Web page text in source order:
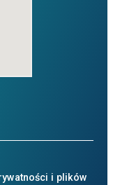
i plików